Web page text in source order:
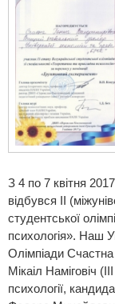
З 4 по 7 квітня
відбувся ІІ
студентської
психологія». Наш
Олімпіади
Мікаіл Наміговіч
психології,